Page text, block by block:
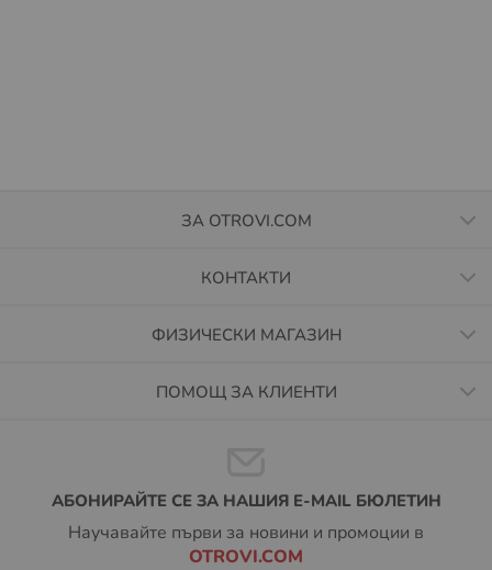
ЗА OTROVI.COM
КОНТАКТИ
ФИЗИЧЕСКИ МАГАЗИН
ПОМОЩ ЗА КЛИЕНТИ
АБОНИРАЙТЕ СЕ ЗА НАШИЯ E-MAIL БЮЛЕТИН
Научавайте първи за новини и промоции в
OTROVI.COM